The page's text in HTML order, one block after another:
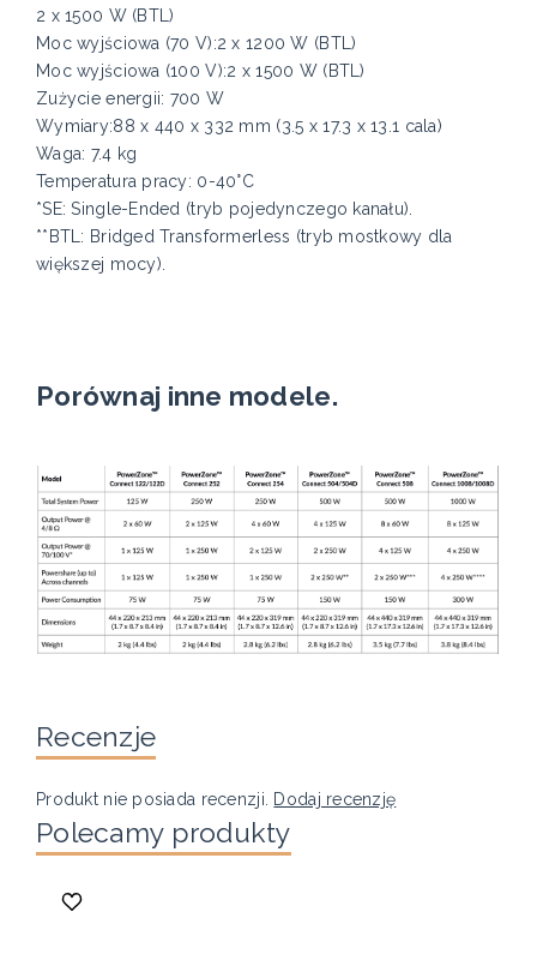
2 x 1500 W (BTL)
Moc wyjściowa (70 V):2 x 1200 W (BTL)
Moc wyjściowa (100 V):2 x 1500 W (BTL)
Zużycie energii: 700 W
Wymiary:88 x 440 x 332 mm (3.5 x 17.3 x 13.1 cala)
Waga: 7.4 kg
Temperatura pracy: 0-40°C
*SE: Single-Ended (tryb pojedynczego kanału).
**BTL: Bridged Transformerless (tryb mostkowy dla
większej mocy).
Porównaj inne modele.
Recenzje
Produkt nie posiada recenzji. Dodaj recenzję
Polecamy produkty